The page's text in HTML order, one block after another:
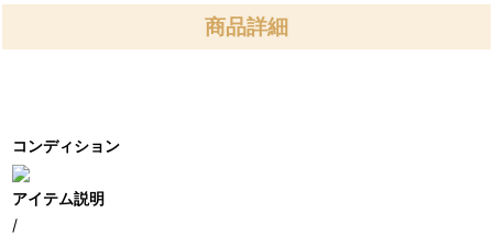
商品詳細
コンディション
アイテム説明
/